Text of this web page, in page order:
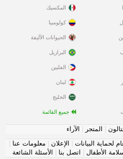
المكسيك
كولومبيا
الحيوانات الأليفة
البرازيل
الفلبين
لبنان
الخليج
جميع القائمة
المتجر
الآراء
لحماية البيانات
الإعلان معلومات عنا
الأطفال اتصل بنا الأسئلة الشائعة